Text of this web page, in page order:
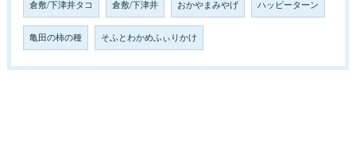
倉敷/下津井タコ 倉敷/下津井 おかやまみやげ ハッピーターン
亀田の柿の種 そふとわかめふぃりかけ